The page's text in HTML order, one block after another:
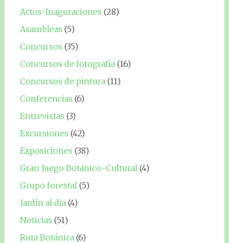
Actos-Inaguraciones (28)
Asambleas (5)
Concursos (35)
Concursos de fotografía(16)
Concursos de pintura(11)
Conferencias (6)
Entrevistas (3)
Excursiones (42)
Exposiciones (38)
Gran Juego Botánico-Cultural(4)
Grupo forestal(5)
Jardín al dia(4)
Noticias (51)
Ruta Botánica(6)